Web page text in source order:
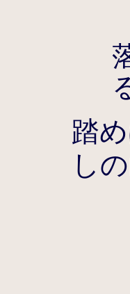
踏
し